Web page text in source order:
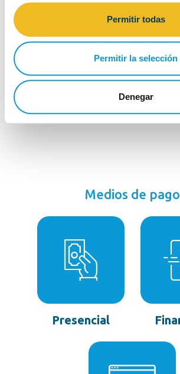
Permitir todas
Permitir la selección
Denegar
Manual de Reporte Siniestros
Formato de reclamación Vida
Medios de pago
Presencial